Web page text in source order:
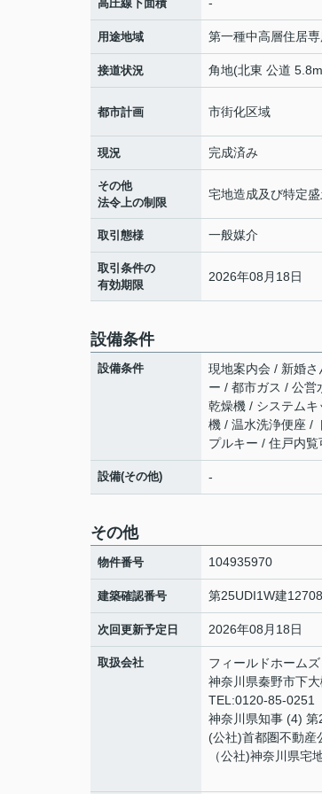
高圧線下面積 -
用途地域 第一種中高層住居専
接道状況 角地(北東 公道
都市計画 市街化区域
現況 完成済み
その他
法令上の制限
宅地造成及び特定
取引態様 一般媒介
取引条件の
有効期限
2026年08月18日
設備条件
設備条件
現地案内会 / 新婚
ー / 都市ガス / 公営
乾燥機 / システム
機 / 温水洗浄便座 /
プルキー / 住戸内覧
設備(その他) -
その他
物件番号 104935970
建築確認番号 第25UDI1W建
次回更新予定日 2026年08月18日
取扱会社
フィールドホームズ
神奈川県秦野市下
TEL:0120-85-0251
神奈川県知事 (4) 第
(公社)首都圏不動産
（公社)神奈川県宅